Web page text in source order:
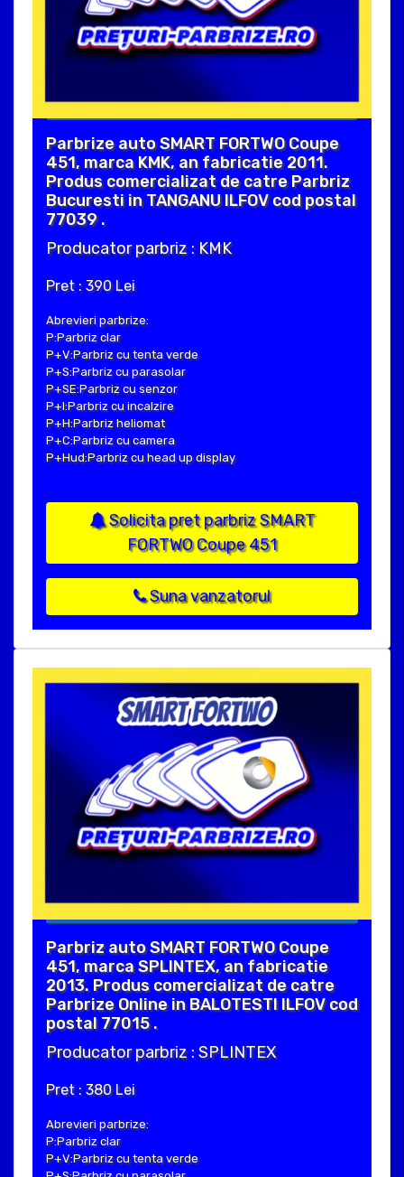
Parbrize auto SMART FORTWO Coupe
451, marca KMK, an fabricatie 2011.
Produs comercializat de catre Parbriz
Bucuresti in TANGANU ILFOV cod postal
77039 .
Producator parbriz : KMK
Pret : 390 Lei
Abrevieri parbrize:
P:Parbriz clar
P+V:Parbriz cu tenta verde
P+S:Parbriz cu parasolar
P+SE:Parbriz cu senzor
P+I:Parbriz cu incalzire
P+H:Parbriz heliomat
P+C:Parbriz cu camera
P+Hud:Parbriz cu head up display
Solicita pret parbriz SMART
FORTWO Coupe 451
Suna vanzatorul
Parbriz auto SMART FORTWO Coupe
451, marca SPLINTEX, an fabricatie
2013. Produs comercializat de catre
Parbrize Online in BALOTESTI ILFOV cod
postal 77015 .
Producator parbriz : SPLINTEX
Pret : 380 Lei
Abrevieri parbrize:
P:Parbriz clar
P+V:Parbriz cu tenta verde